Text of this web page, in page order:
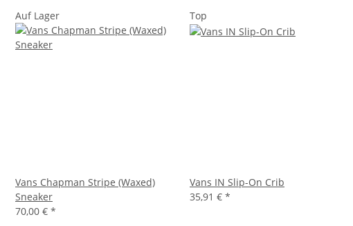
Auf Lager
Vans Chapman Stripe (Waxed)
Sneaker
70,00 € *
Top
Vans IN Slip-On Crib
35,91 € *